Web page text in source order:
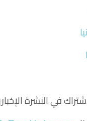
في النشرة